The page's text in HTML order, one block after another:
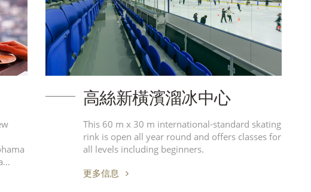
高絲新橫濱溜冰中心
This 60 m x 30 m international-standard skating
rink is open all year round and offers classes for
all levels including beginners.
更多信息